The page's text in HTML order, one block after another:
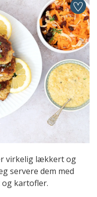
virkelig lækkert og
servere dem med
og kartofler.